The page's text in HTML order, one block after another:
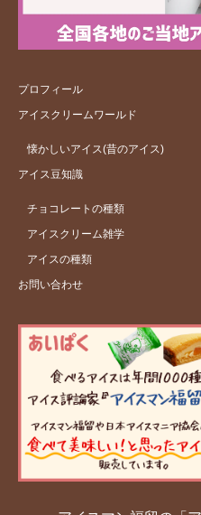
プロフィール
アイスクリームワールド
懐かしいアイス(昔のアイス)
アイス豆知識
チョコレートの種類
アイスクリーム雑学
アイスの種類
お問い合わせ